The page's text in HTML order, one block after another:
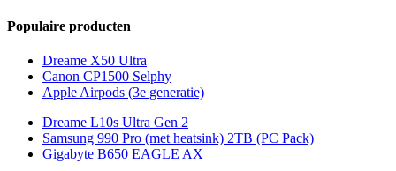
Populaire producten
Dreame X50 Ultra
Canon CP1500 Selphy
Apple Airpods (3e generatie)
Dreame L10s Ultra Gen 2
Samsung 990 Pro (met heatsink) 2TB (PC Pack)
Gigabyte B650 EAGLE AX